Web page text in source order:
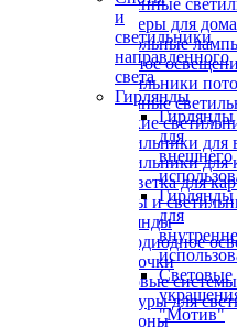
и
светильники
направленного
света
Гирлянды
Гирлянды
для
внешнего
Гирлянды
для
Световые
"Мотив"
Торшеры для
Настольные
Уличное
Светильники
Точечные
Детские
Светильники для
Светильники для
Подсветка для
Споты и
Гирлянды
Светодиодное
Лампочки
Трековые
Абажуры для
Плафоны